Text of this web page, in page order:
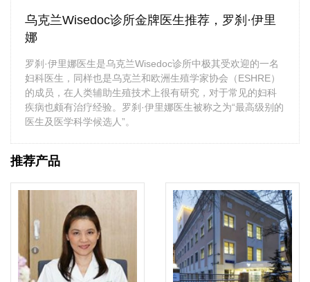
乌克兰Wisedoc诊所金牌医生推荐，罗刹·伊里
娜
罗刹·伊里娜医生是乌克兰Wisedoc诊所中极其受欢迎的一名
妇科医生，同样也是乌克兰和欧洲生殖学家协会（ESHRE）
的成员，在人类辅助生殖技术上很有研究，对于常见的妇科
疾病也颇有治疗经验。罗刹·伊里娜医生被称之为“最高级别的
医生及医学科学候选人”。
推荐产品